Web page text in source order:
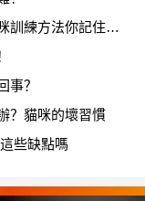
方法你記住了嗎？
事？
？貓咪的壞習慣
些缺點嗎